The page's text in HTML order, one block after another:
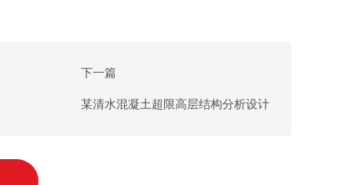
下一篇
某清水混凝土超限高层结构分析设计